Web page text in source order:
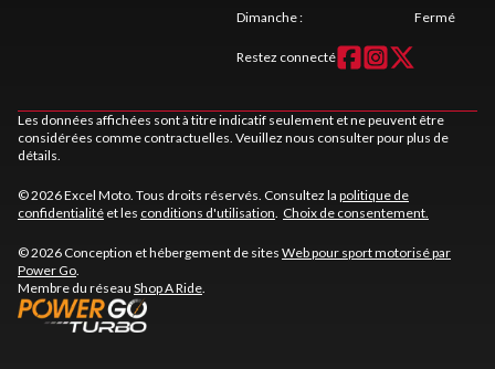
Dimanche: Fermé
Restez connecté
Les données affichées sont à titre indicatif seulement et ne peuvent être
considérées comme contractuelles. Veuillez nous consulter pour plus de
détails.
© 2026 Excel Moto. Tous droits réservés. Consultez la politique de
confidentialité et les conditions d'utilisation Choix de consentement.
© 2026 Conception et hébergement de sites Web pour sport motorisé par
Power Go
Membre du réseau Shop A Ride